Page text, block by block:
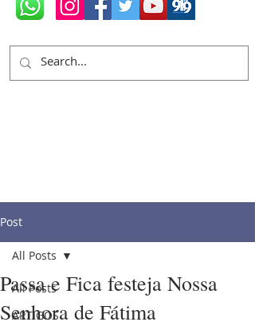
Post
All Posts
ARTIGOS
All Posts
Passa e Fica festeja Nossa
Senhora de Fátima